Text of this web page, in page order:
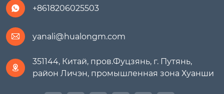
 +8618206025503
 yanali@hualongm.com

351144, Китай, пров.Фуцзянь, г. Путянь,
район Личэн, промышленная зона Хуанши